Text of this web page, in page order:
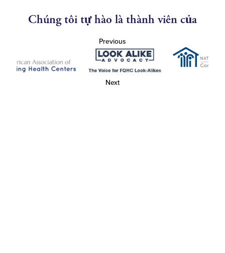
Chúng tôi tự hào là thành viên của
Previous
Next